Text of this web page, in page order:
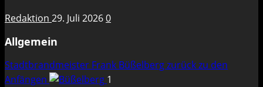
Redaktion 29. Juli 20260
Allgemein
Stadtbrandmeister Frank Büßelberg zurück zu den
Anfängen
1